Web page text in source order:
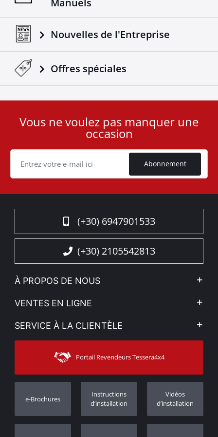
Manuels
Nouvelles de l'Entreprise
Offres spéciales
User
Cookie
Vous ne voulez pas manquer une
occasion
Abonnement
(+30) 6947901533
(+30) 2105542813
À PROPOS DE NOUS
L'entreprise
Voir nos actualités
Sitemap
VENTES EN LIGNE
Mon compte
Moyens d’expédition
SERVICE À LA CLIENTÈLE
Contacter
Assistance aux clients
Suivi des commandes
Concessionnaires
Portail Revendeurs Tessera4x4
e-Brochures
Instructions
d’installation
Vidéos
d’installation